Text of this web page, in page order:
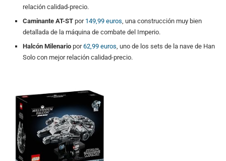
relación calidad-precio.
Caminante AT-ST por 149,99 euros , una construcción muy bien
detallada de la máquina de combate del Imperio.
Halcón Milenario por62,99 euros , uno de los sets de la nave de Han
Solo con mejor relación calidad-precio.